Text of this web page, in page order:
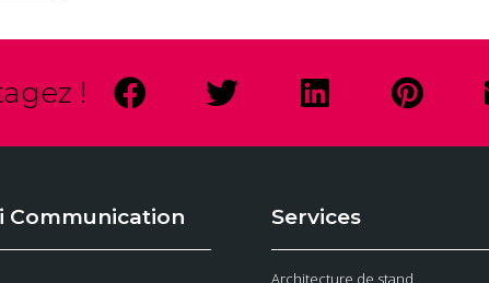
!
Communication Services